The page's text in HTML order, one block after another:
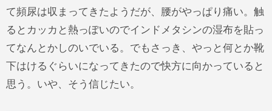
て頻尿は収まってきたようだが、腰がやっぱり痛い。触
るとカッカと熱っぽいのでインドメタシンの湿布を貼っ
てなんとかしのいでいる。でもさっき、やっと何とか靴
下はけるぐらいになってきたので快方に向かっていると
思う。いや、そう信じたい。